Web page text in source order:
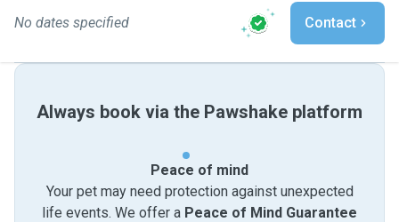
No dates specified Contact
Always book via the Pawshake platform
Peace of mind
Your pet may need protection against unexpected
life events. We offer a Peace of Mind Guarantee